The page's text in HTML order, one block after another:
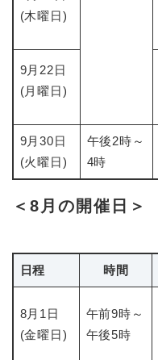
(木曜日)
9月22日
(月曜日)
9月30日
(火曜日)
午後2時～
4時
＜8月の開催日＞
日程 時間
8月1日
(金曜日)
午前9時～
午後5時